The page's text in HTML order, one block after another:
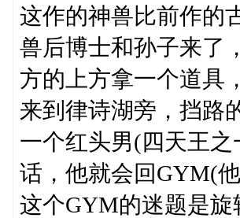
这作的神兽比前作的
兽后博士和孙子来了
方的上方拿一个道具
来到律诗湖旁，挡路
一个红头男(四天王
话，他就会回GYM(
这个GYM的迷题是